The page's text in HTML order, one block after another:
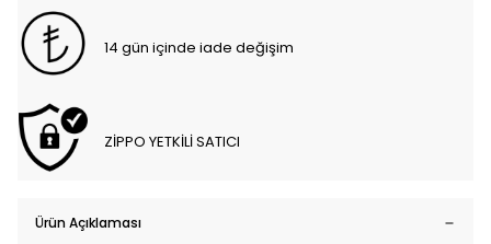
14 gün içinde iade değişim
ZİPPO YETKİLİ SATICI
Ürün Açıklaması